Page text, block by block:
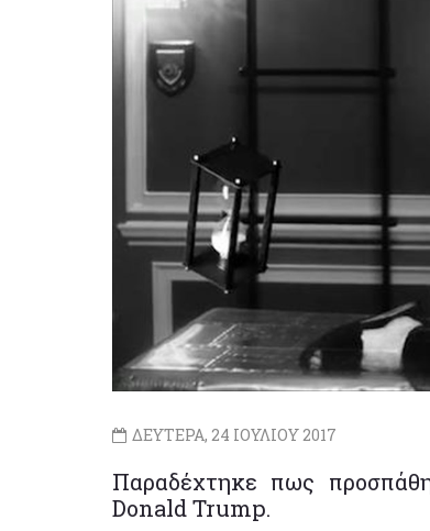
ΔΕΥΤΕΡΑ, 24 ΙΟΥΛΙΟΥ 2017
Παραδέχτηκε πως
Donald Trump.